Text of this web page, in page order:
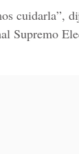
cuidarla”,
Supremo